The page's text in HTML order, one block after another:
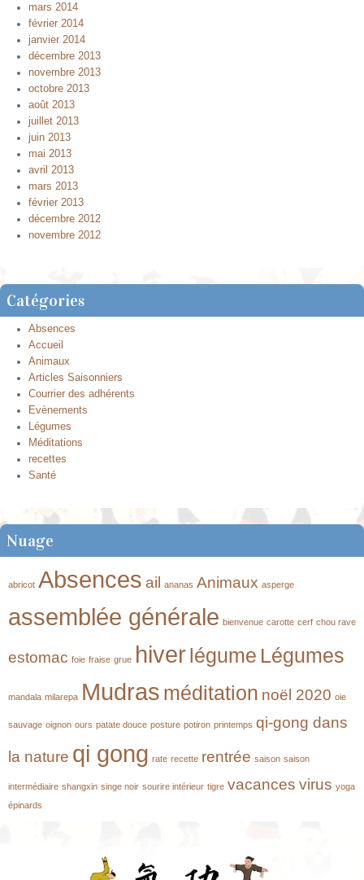
mars 2014
février 2014
janvier 2014
décembre 2013
novembre 2013
octobre 2013
août 2013
juillet 2013
juin 2013
mai 2013
avril 2013
mars 2013
février 2013
décembre 2012
novembre 2012
Catégories
Absences
Accueil
Animaux
Articles Saisonniers
Courrier des adhérents
Evènements
Légumes
Méditations
recettes
Santé
Nuage
abricot Absences ail ananas Animaux asperge
assemblée générale bienvenue carotte cerf chou rave
estomac foie fraise grue hiver légume Légumes
mandala milarepa Mudras méditation noël 2020 oie
sauvage oignon ours patate douce posture potiron printemps qi-gong dans
la nature qi gong rate recette rentrée saison saison
intermédiaire shangxin singe noir sourire intérieur tigre vacances virus yoga
épinards